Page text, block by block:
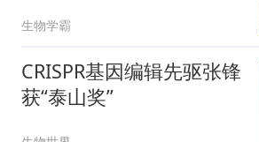
生物学霸
CRISPR基因编辑先驱张锋
获“泰山奖”